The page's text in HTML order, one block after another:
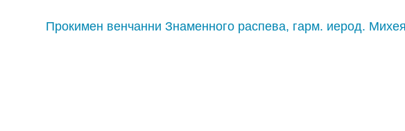
Прокимен венчанни Знаменного распева, гарм. иерод.